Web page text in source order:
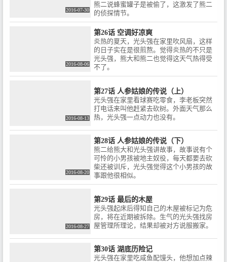
2016-07-30
熊二说蜂蜜罐子是被偷了，这激发了熊二
的侦探情节。
2016-08-06
第26话 空调好凉爽
炎热的夏天，光头强在家里吹风扇，这样
的日子实在是很煎熬。觉得炎热的不只是
光头强，熊大和熊二也觉得这天气热得受
不了。
2016-08-13
第27话 人参姑娘的传说（上）
光头强在家里看球赛吃零食，李老板突然
打电话来叫他赶紧去砍树。外面天气那么
热，光头强一点动力也没有。
2016-08-20
第28话 人参姑娘的传说（下）
熊二给熊大和光头强讲故事，故事说有个
可怜的小男孩被地主奴役，每天都要去砍
柴还被训斥，光头强觉得这个小男孩的故
事跟他很相似。
2016-08-27
第29话 最后的木屋
光头强起床后得知自己的木屋被标记为危
房，将在近期被拆除。生气的光头强找房
屋管理所理论，结果却被对方说服搬家。
第30话 湖底历险记
光头强在家里吃咸鱼配馒头，他想加点辣